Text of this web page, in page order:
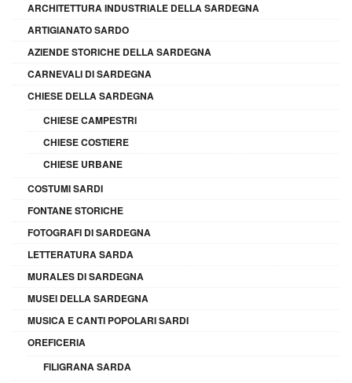
ARCHITETTURA INDUSTRIALE DELLA SARDEGNA
ARTIGIANATO SARDO
AZIENDE STORICHE DELLA SARDEGNA
CARNEVALI DI SARDEGNA
CHIESE DELLA SARDEGNA
CHIESE CAMPESTRI
CHIESE COSTIERE
CHIESE URBANE
COSTUMI SARDI
FONTANE STORICHE
FOTOGRAFI DI SARDEGNA
LETTERATURA SARDA
MURALES DI SARDEGNA
MUSEI DELLA SARDEGNA
MUSICA E CANTI POPOLARI SARDI
OREFICERIA
FILIGRANA SARDA